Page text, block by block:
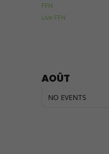
FFN
Live FFN
AOÛT
NO EVENTS